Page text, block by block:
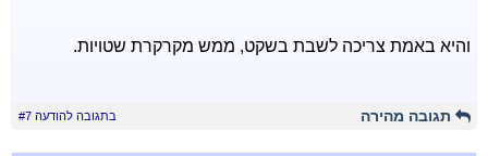
והיא באמת צריכה לשבת בשקט, ממש מקרקרת שטויות.
תגובה מהירה בתגובה להודעה #7